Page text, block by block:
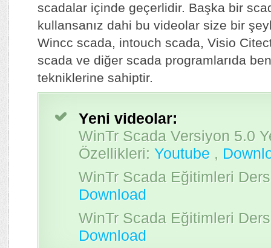
scadalar içinde geçerlidir. Başka bir
kullansanız dahi bu videolar size bir
Wincc scada, intouch scada, Visio
scada ve diğer scada programlarıda
tekniklerine sahiptir.
Yeni videolar:
WinTr Scada Versiyon 5.0
Özellikleri: Youtube ,
WinTr Scada Eğitimleri
Download
WinTr Scada Eğitimleri
Download